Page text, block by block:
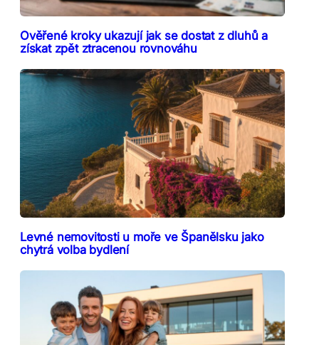
Ověřené kroky ukazují jak se dostat z dluhů a
získat zpět ztracenou rovnováhu
Levné nemovitosti u moře ve Španělsku jako
chytrá volba bydlení